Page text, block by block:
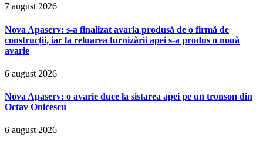
7 august 2026
Nova Apaserv: s-a finalizat avaria produsă de o firmă de
construcții, iar la reluarea furnizării apei s-a produs o nouă
avarie
6 august 2026
Nova Apaserv: o avarie duce la sistarea apei pe un tronson din
Octav Onicescu
6 august 2026